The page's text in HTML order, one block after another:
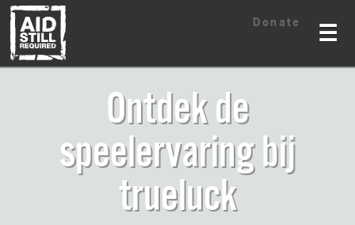
☰
Donate
Skip
content
Skip
content
Ontdek de
speelervaring bij
trueluck